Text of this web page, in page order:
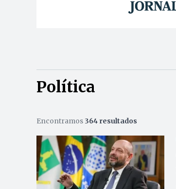
Política
Encontramos 364 resultados